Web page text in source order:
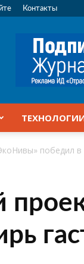
Контакты
победил